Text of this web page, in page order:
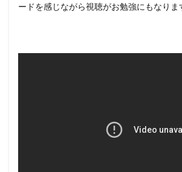
ードを感じながら視聴がお勉強にもなりま